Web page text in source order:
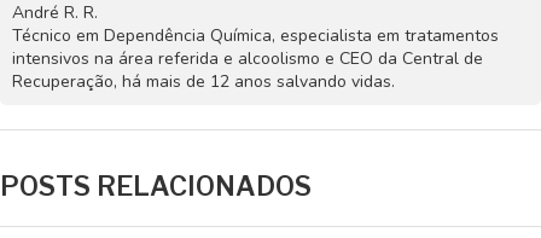
André R. R.
Técnico em Dependência Química, especialista em tratamentos
intensivos na área referida e alcoolismo e CEO da Central de
Recuperação, há mais de 12 anos salvando vidas.
POSTS RELACIONADOS